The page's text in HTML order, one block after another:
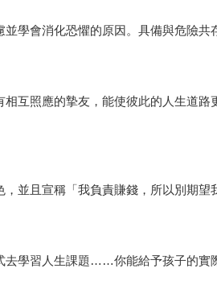
會消化恐懼的原因。具備與危險共
互照應的摯友，能使彼此的人生道
且宣稱「我負責賺錢，所以別期望
學習人生課題……你能給予孩子的實